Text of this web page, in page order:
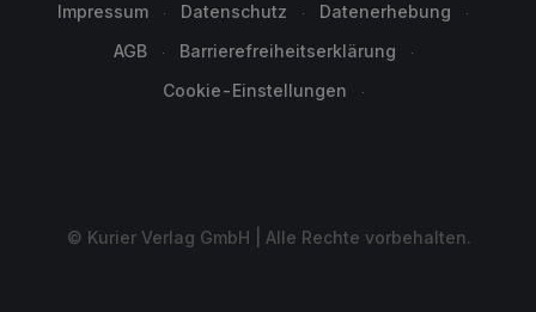
Impressum Datenschutz
Datenerhebung
AGB
Barrierefreiheitserklärung
Cookie-Einstellungen
© Kurier Verlag GmbH | Alle Rechte vorbehalten.